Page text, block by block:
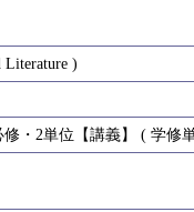
Literature )
・2単位【講義】 ( 学修